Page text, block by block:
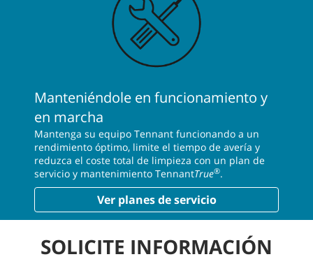
Manteniéndole en funcionamiento y
en marcha
Mantenga su equipo Tennant funcionando a un
rendimiento óptimo, limite el tiempo de avería y
reduzca el coste total de limpieza con un plan de
servicio y mantenimiento TennantTrue®.
Ver planes de servicio
SOLICITE INFORMACIÓN